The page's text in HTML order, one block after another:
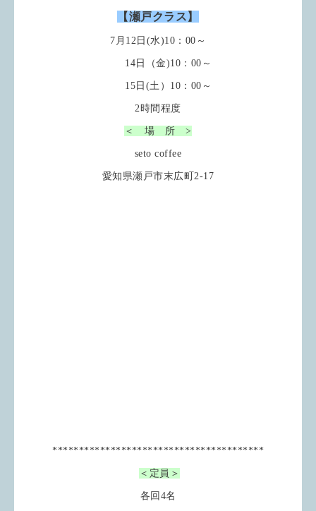
【瀬戸クラス】
7月12日(水)10：00～
14日（金)10：00～
15日(土）10：00～
2時間程度
＜ 場 所 >
seto coffee
愛知県瀬戸市末広町2-17
****************************************
＜定員＞
各回4名